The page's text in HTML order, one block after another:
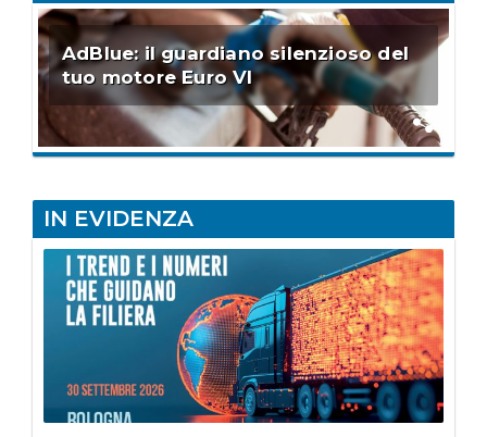
AdBlue: il guardiano silenzioso del
tuo motore Euro VI
IN EVIDENZA